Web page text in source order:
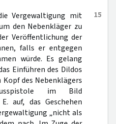
15
Vergewaltigung mit
den Nebenkläger zu
Veröffentlichung der
falls er entgegen
würde. Es gelang
Einführen des Dildos
Kopf des Nebenklägers
im Bild
auf, das Geschehen
„nicht als